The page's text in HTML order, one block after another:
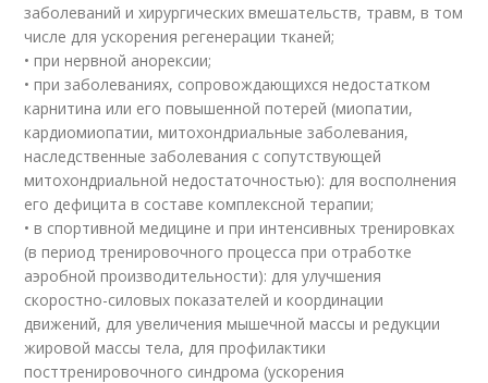
заболеваний и хирургических вмешательств, травм, в том
числе для ускорения регенерации тканей;
• при нервной анорексии;
• при заболеваниях, сопровождающихся недостатком
карнитина или его повышенной потерей (миопатии,
кардиомиопатии, митохондриальные заболевания,
наследственные заболевания с сопутствующей
митохондриальной недостаточностью): для восполнения
его дефицита в составе комплексной терапии;
• в спортивной медицине и при интенсивных тренировках
(в период тренировочного процесса при отработке
аэробной производительности): для улучшения
скоростно-силовых показателей и координации
движений, для увеличения мышечной массы и редукции
жировой массы тела, для профилактики
посттренировочного синдрома (ускорения